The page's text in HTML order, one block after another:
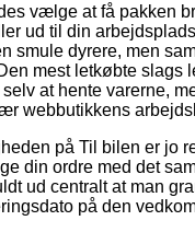
vælge at få pakken
ud til din
smule dyrere, men
mest letkøbte slags
at hente varerne,
webbutikkens
på Til bilen er jo
din ordre med det
ud centralt at man
på den